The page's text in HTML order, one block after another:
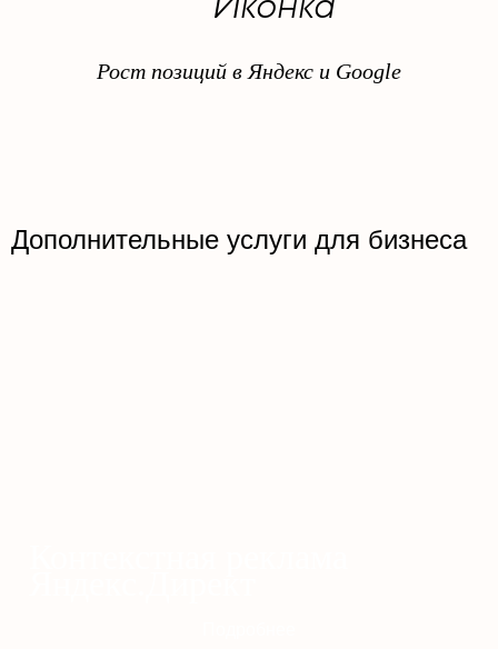
Рост позиций в Яндекс и Google
Дополнительные услуги для бизнеса